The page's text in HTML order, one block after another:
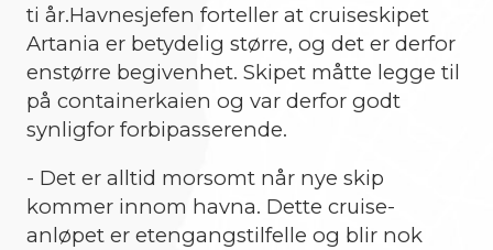
ti år.Havnesjefen forteller at cruiseskipet
Artania er betydelig større, og det er derfor
enstørre begivenhet. Skipet måtte legge til
på containerkaien og var derfor godt
synligfor forbipasserende.
- Det er alltid morsomt når nye skip
kommer innom havna. Dette cruise-
anløpet er etengangstilfelle og blir nok